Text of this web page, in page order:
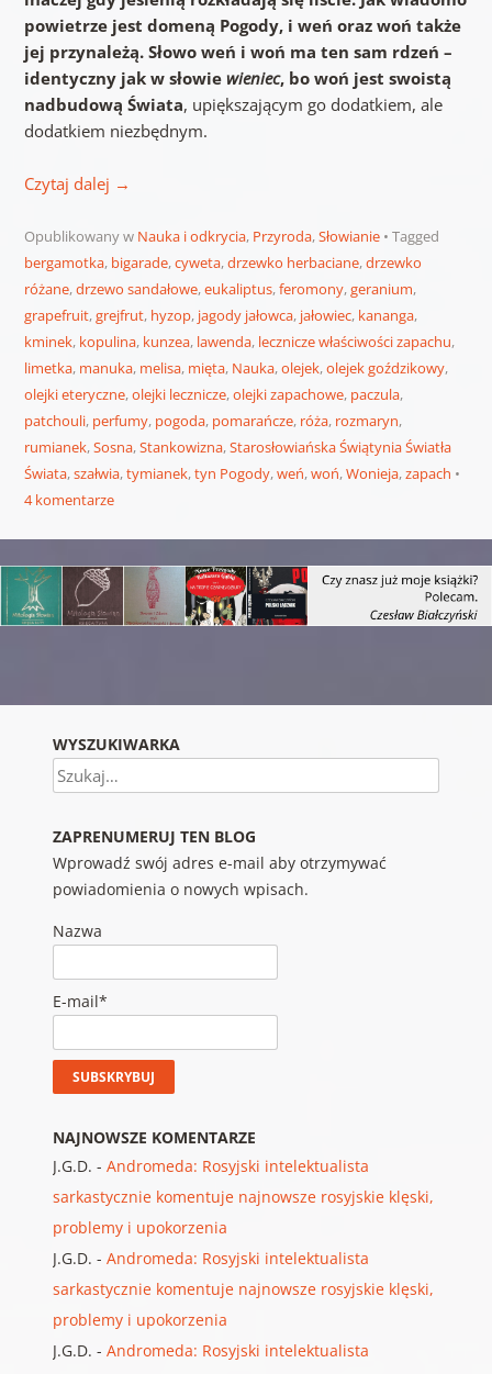
powietrze jest domeną Pogody, i weń oraz woń także
jej przynależą. Słowo weń i woń ma ten sam rdzeń –
identyczny jak w słowie wieniec, bo woń jest swoistą
nadbudową Świata, upiększającym go dodatkiem, ale
dodatkiem niezbędnym.
Czytaj dalej →
Opublikowany w Nauka i odkrycia, Przyroda,Słowianie
Tagged
bergamotka, bigarade,cyweta,drzewko herbaciane,drzewko
różane,drzewo sandałowe,eukaliptus,feromony,geranium,
grapefruit,grejfrut, hyzop, jagody jałowca, jałowiec, kananga,
kminek, kopulina, kunzea, lawenda, lecznicze właściwości zapachu,
limetka, manuka, melisa, mięta, Nauka,olejek,olejek goździkowy,
olejki eteryczne,olejki lecznicze,olejki zapachowe, paczula,
patchouli, perfumy, pogoda, pomarańcze, róża, rozmaryn,
rumianek,Sosna,Stankowizna,Starosłowiańska Świątynia Światła
Świata,szałwia,tymianek,tyn Pogody,weń,woń,Wonieja,zapach
4 komentarze
WYSZUKIWARKA
Szukaj
ZAPRENUMERUJ TEN BLOG
Wprowadź swój adres e-mail aby otrzymywać
powiadomienia o nowych wpisach.
Nazwa
E-mail*
NAJNOWSZE KOMENTARZE
J.G.D. - Andromeda: Rosyjski intelektualista
sarkastycznie komentuje najnowsze rosyjskie klęski,
problemy i upokorzenia
J.G.D. - Andromeda: Rosyjski intelektualista
sarkastycznie komentuje najnowsze rosyjskie klęski,
problemy i upokorzenia
J.G.D. - Andromeda: Rosyjski intelektualista